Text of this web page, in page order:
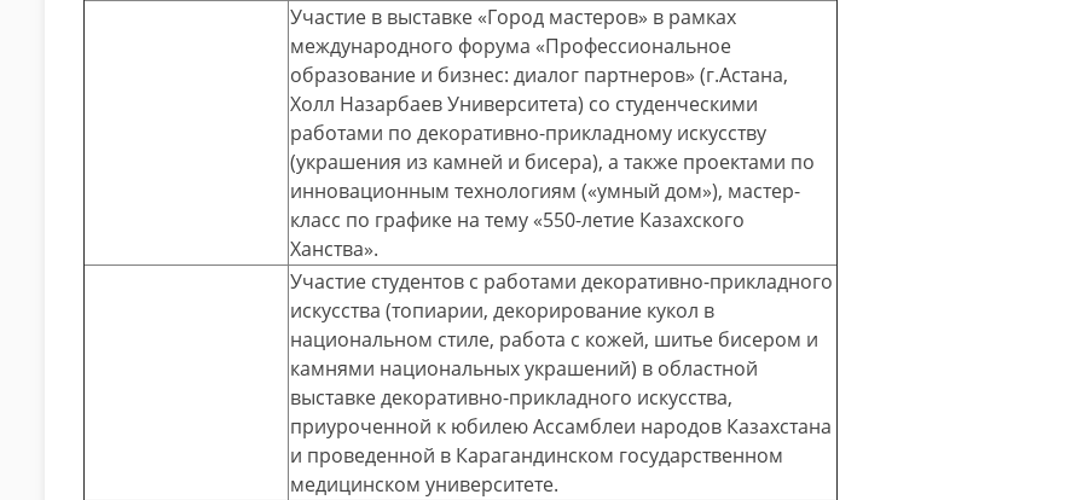
Участие в выставке «Город мастеров» в рамках
международного форума «Профессиональное
образование и бизнес: диалог партнеров» (г.Астана,
Холл Назарбаев Университета) со студенческими
работами по декоративно-прикладному искусству
(украшения из камней и бисера), а также проектами по
инновационным технологиям («умный дом»), мастер-
класс по графике на тему «550-летие Казахского
Ханства».
Участие студентов с работами декоративно-прикладного
искусства (топиарии, декорирование кукол в
национальном стиле, работа с кожей, шитье бисером и
камнями национальных украшений) в областной
выставке декоративно-прикладного искусства,
приуроченной к юбилею Ассамблеи народов Казахстана
и проведенной в Карагандинском государственном
медицинском университете.